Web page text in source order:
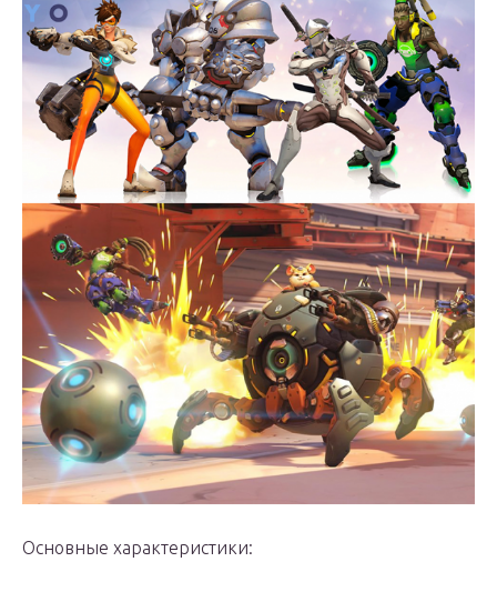
Основные характеристики: